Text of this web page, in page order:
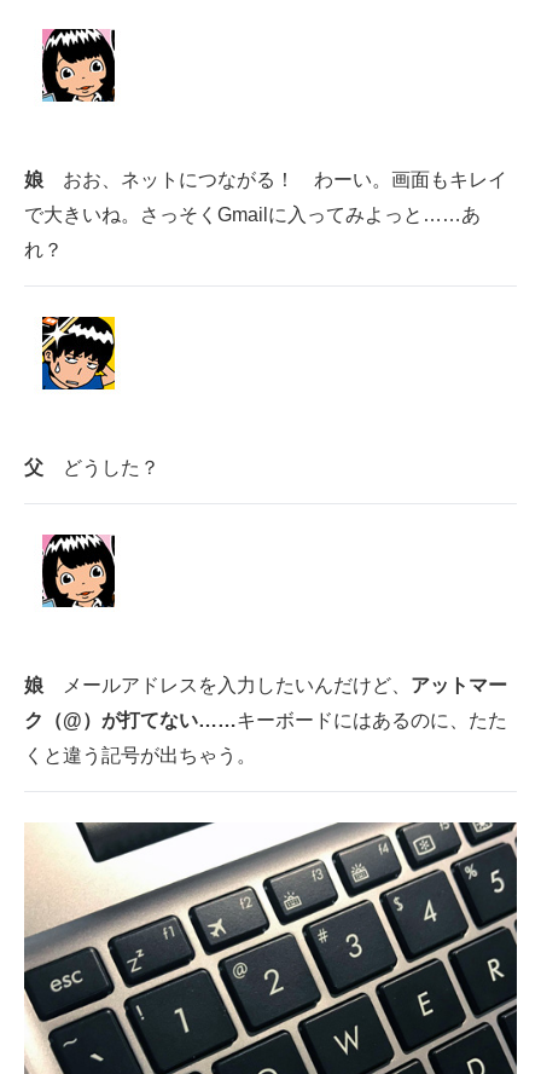
娘 おお、ネットにつながる！ わーい。画面もキレイ
で大きいね。さっそくGmailに入ってみよっと……あ
れ？
父 どうした？
娘 メールアドレスを入力したいんだけど、 アットマー
ク（@）が打てない……キーボードにはあるのに、たた
くと違う記号が出ちゃう。